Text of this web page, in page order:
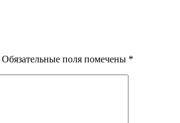
Обязательные поля помечены *